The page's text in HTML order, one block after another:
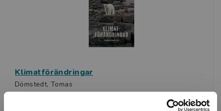
Klimatförändringar
Dömstedt, Tomas